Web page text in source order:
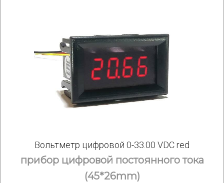
Вольтметр цифровой 0-33.00 VDC red
прибор цифровой постоянного тока
(45*26mm)